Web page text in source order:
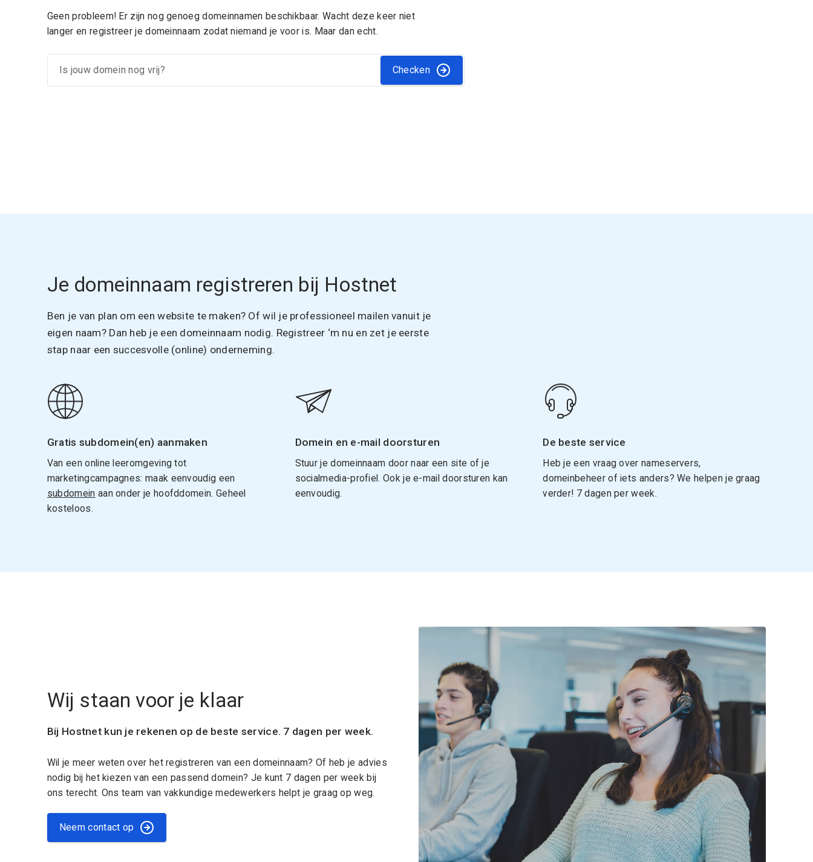
Geen probleem! Er zijn nog genoeg domeinnamen beschikbaar. Wacht deze keer niet
langer en registreer je domeinnaam zodat niemand je voor is. Maar dan echt.
Checken
Je domeinnaam registreren bij Hostnet
Ben je van plan om een website te maken? Of wil je professioneel mailen vanuit je
eigen naam? Dan heb je een domeinnaam nodig. Registreer ‘m nu en zet je eerste
stap naar een succesvolle (online) onderneming.
Gratis subdomein(en) aanmaken
Van een online leeromgeving tot
marketingcampagnes: maak eenvoudig een
subdomein aan onder je hoofddomein. Geheel
kosteloos.
Domein en e-mail doorsturen
Stuur je domeinnaam door naar een site of je
socialmedia-profiel. Ook je e-mail doorsturen kan
eenvoudig.
De beste service
Heb je een vraag over nameservers,
domeinbeheer of iets anders? We helpen je graag
verder! 7 dagen per week.
Wij staan voor je klaar
Bij Hostnet kun je rekenen op de beste service. 7 dagen per week.
Wil je meer weten over het registreren van een domeinnaam? Of heb je advies
nodig bij het kiezen van een passend domein? Je kunt 7 dagen per week bij
ons terecht. Ons team van vakkundige medewerkers helpt je graag op weg.
Neem contact op